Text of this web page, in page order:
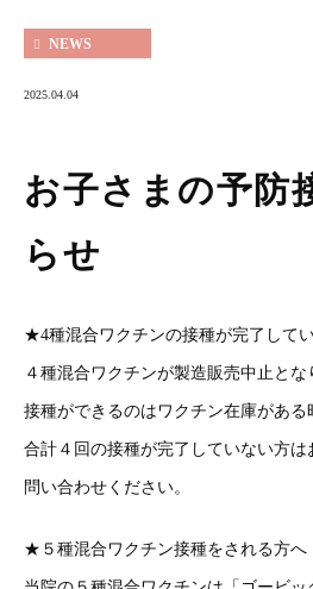
NEWS
2025.04.04
お子さまの予防
らせ
★4種混合ワクチンの接種が完了して
４種混合ワクチンが製造販売中止とな
接種ができるのはワクチン在庫がある
合計４回の接種が完了していない方
問い合わせください。
★５種混合ワクチン接種をされる方へ